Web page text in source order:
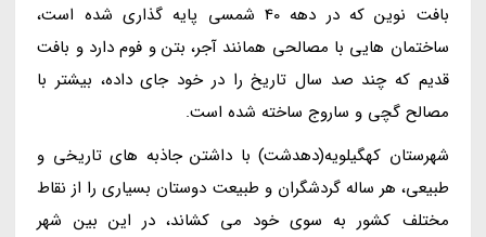
بافت نوین که در دهه 40 شمسی پایه گذاری شده است،
ساختمان هایی با مصالحی همانند آجر، بتن و فوم دارد و بافت
قدیم که چند صد سال تاریخ را در خود جای داده، بیشتر با
مصالح گچی و ساروج ساخته شده است.
شهرستان کهگیلویه(دهدشت) با داشتن جاذبه های تاریخی و
طبیعی، هر ساله گردشگران و طبیعت دوستان بسیاری را از نقاط
مختلف کشور به سوی خود می کشاند، در این بین شهر